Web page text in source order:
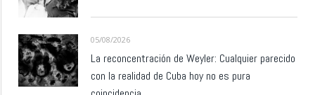
05/08/2026
La reconcentración de Weyler: Cualquier parecido
con la realidad de Cuba hoy no es pura